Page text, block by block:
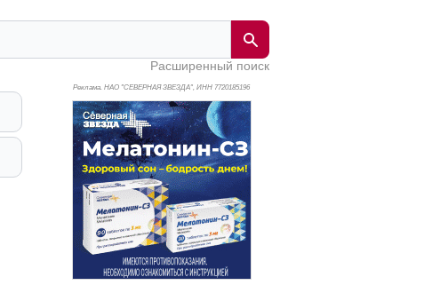
Расширенный поиск
Реклама. НАО "СЕВЕРНАЯ ЗВЕЗДА", ИНН 7720185196